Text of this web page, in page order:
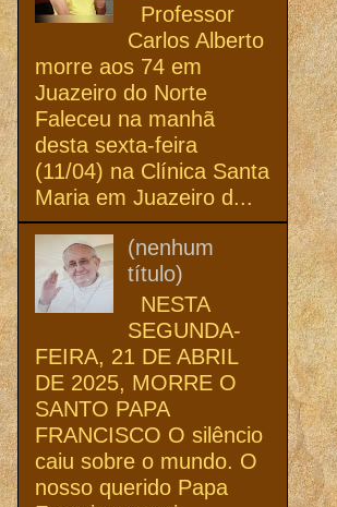
Professor
Carlos Alberto
morre aos 74 em
Juazeiro do Norte
Faleceu na manhã
desta sexta-feira
(11/04) na Clínica Santa
Maria em Juazeiro d...
(nenhum
título)
NESTA
SEGUNDA-
FEIRA, 21 DE ABRIL
DE 2025, MORRE O
SANTO PAPA
FRANCISCO O silêncio
caiu sobre o mundo. O
nosso querido Papa